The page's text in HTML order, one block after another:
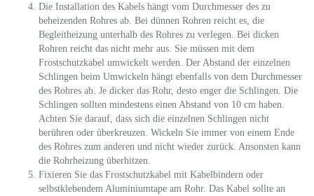
Die Installation des Kabels hängt vom Durchmesser des zu
beheizenden Rohres ab. Bei dünnen Rohren reicht es, die
Begleitheizung unterhalb des Rohres zu verlegen. Bei dicken
Rohren reicht das nicht mehr aus. Sie müssen mit dem
Frostschutzkabel umwickelt werden. Der Abstand der einzelnen
Schlingen beim Umwickeln hängt ebenfalls von dem Durchmesser
des Rohres ab. Je dicker das Rohr, desto enger die Schlingen. Die
Schlingen sollten mindestens einen Abstand von 10 cm haben.
Achten Sie darauf, dass sich die einzelnen Schlingen nicht
berühren oder überkreuzen. Wickeln Sie immer von einem Ende
des Rohres zum anderen und nicht wieder zurück. Ansonsten kann
die Rohrheizung überhitzen.
Fixieren Sie das Frostschutzkabel mit Kabelbindern oder
selbstklebendem Aluminiumtape am Rohr. Das Kabel sollte an